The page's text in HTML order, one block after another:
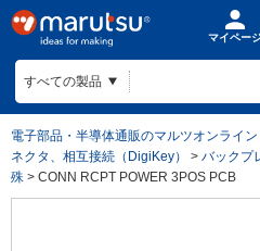
マイペー
電子部品・半導体通販のマルツオンライン
ネクタ、相互接続（DigiKey）
> バックプ
殊 > CONN RCPT POWER 3POS PCB